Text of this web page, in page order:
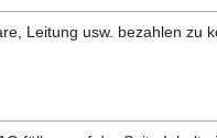
Leitung usw. bezahlen zu